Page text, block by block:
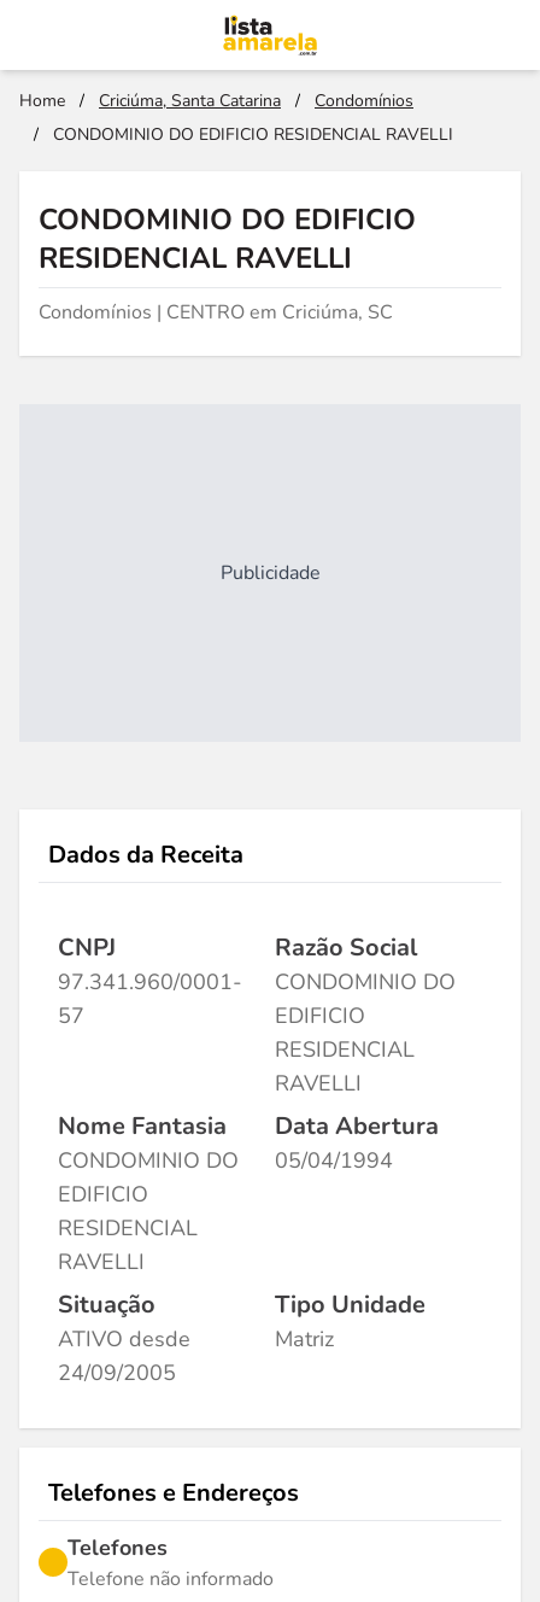
Home / Criciúma, Santa Catarina /
Condomínios
/
CONDOMINIO DO EDIFICIO RESIDENCIAL RAVELLI
CONDOMINIO DO EDIFICIO
RESIDENCIAL RAVELLI
Condomínios | CENTRO em Criciúma, SC
Publicidade
Dados da Receita
CNPJ
97.341.960/0001-
57
Razão Social
CONDOMINIO DO
EDIFICIO
RESIDENCIAL
RAVELLI
Nome Fantasia
CONDOMINIO DO
EDIFICIO
RESIDENCIAL
RAVELLI
Data Abertura
05/04/1994
Situação
ATIVO desde
24/09/2005
Tipo Unidade
Matriz
Telefones e Endereços
Telefones
Telefone não informado